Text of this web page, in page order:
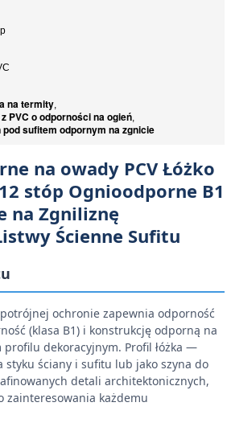
na termity,
PVC o odporności na ogień,
sufitem odpornym na zgnicie
na owady PCV Łóżko
stóp Ognioodporne B1
na Zgniliznę
Ścienne Sufitu
potrójnej ochronie zapewnia odporność
(klasa B1) i konstrukcję odporną na
dekoracyjnym. Profil łóżka —
styku ściany i sufitu lub jako szyna do
detali architektonicznych,
każdemu